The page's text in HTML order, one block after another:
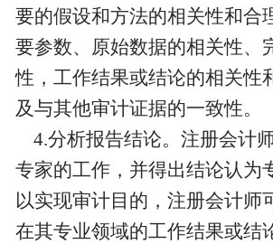
要的假设和方法的相关性和合
要参数、原始数据的相关性、
性，工作结果或结论的相关性
及与其他审计证据的一致性。
4.分析报告结论。注册会计
专家的工作，并得出结论认为
以实现审计目的，注册会计师
在其专业领域的工作结果或结